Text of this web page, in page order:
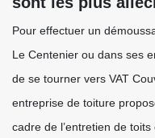
Pour effectuer un
Le Centenier ou dans ses
de se tourner vers VAT
entreprise de toiture
cadre de l’entretien de